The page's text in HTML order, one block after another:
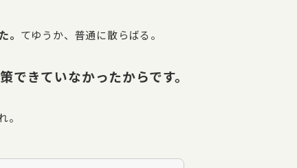
。 てゆうか、普通に散らばる。
きていなかったからです。
。